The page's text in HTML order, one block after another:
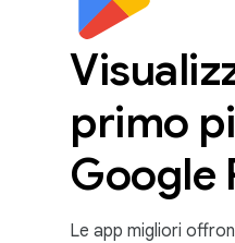
primo
Google
Le app migliori